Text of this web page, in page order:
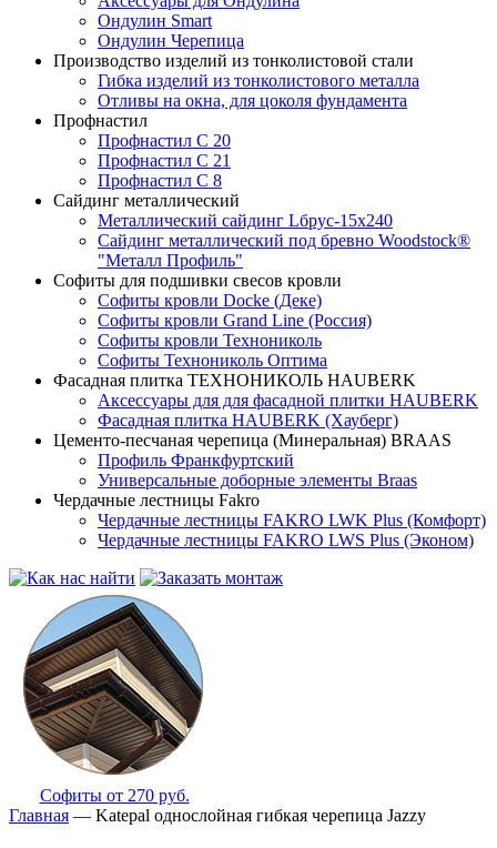
Ондулин Smart
Ондулин Черепица
Производство изделий из тонколистовой стали
Гибка изделий из тонколистового металла
Отливы на окна, для цоколя фундамента
Профнастил
Профнастил С 20
Профнастил С 21
Профнастил С 8
Сайдинг металлический
Металлический сайдинг Lбрус-15х240
Сайдинг металлический под бревно Woodstock®
"Металл Профиль"
Софиты для подшивки свесов кровли
Софиты кровли Docke (Деке)
Софиты кровли Grand Line (Россия)
Софиты кровли Технониколь
Софиты Технониколь Оптима
Фасадная плитка ТЕХНОНИКОЛЬ HAUBERK
Аксессуары для для фасадной плитки HAUBERK
Фасадная плитка HAUBERK (Хауберг)
Цементо-песчаная черепица (Минеральная) BRAAS
Профиль Франкфуртский
Универсальные доборные элементы Braas
Чердачные лестницы Fakro
Чердачные лестницы FAKRO LWK Plus (Комфорт)
Чердачные лестницы FAKRO LWS Plus (Эконом)
Софиты от 270 руб.
Главная — Katepal однослойная гибкая черепица Jazzy